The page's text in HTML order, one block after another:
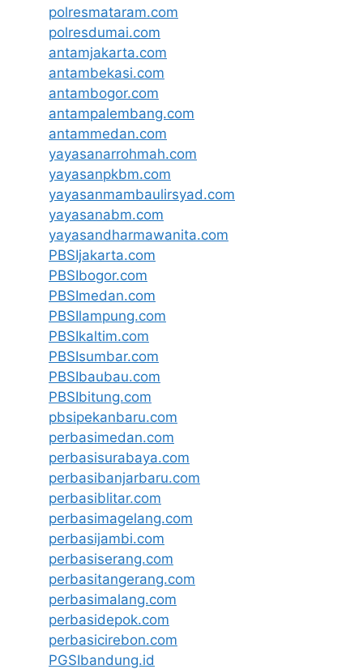
polresmataram.com
polresdumai.com
antamjakarta.com
antambekasi.com
antambogor.com
antampalembang.com
antammedan.com
yayasanarrohmah.com
yayasanpkbm.com
yayasanmambaulirsyad.com
yayasanabm.com
yayasandharmawanita.com
PBSIjakarta.com
PBSIbogor.com
PBSImedan.com
PBSIlampung.com
PBSIkaltim.com
PBSIsumbar.com
PBSIbaubau.com
PBSIbitung.com
pbsipekanbaru.com
perbasimedan.com
perbasisurabaya.com
perbasibanjarbaru.com
perbasiblitar.com
perbasimagelang.com
perbasijambi.com
perbasiserang.com
perbasitangerang.com
perbasimalang.com
perbasidepok.com
perbasicirebon.com
PGSIbandung.id